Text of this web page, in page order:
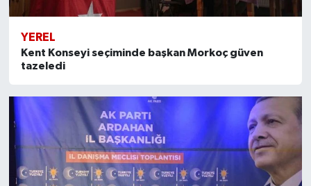
YEREL
Kent Konseyi seçiminde başkan Morkoç güven
tazeledi